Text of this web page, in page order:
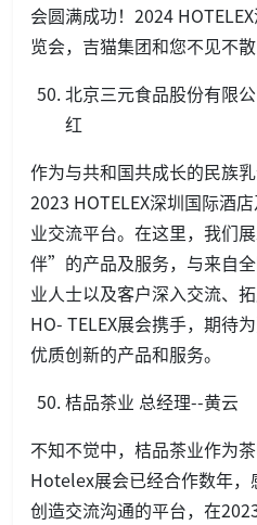
会圆满成功！2024
览会，吉猫集团和您不见不散
北京三元食品股份有限
红
作为与共和国共成长的民族
2023 HOTELEX深圳国际酒
业交流平台。在这里，我们
伴”的产品及服务，与来自
业人士以及客户深入交流、
HO- TELEX展会携手，期待
优质创新的产品和服务。
桔品茶业 总经理--黄云
不知不觉中，桔品茶业作为
Hotelex展会已经合作数年
创造交流沟通的平台，在